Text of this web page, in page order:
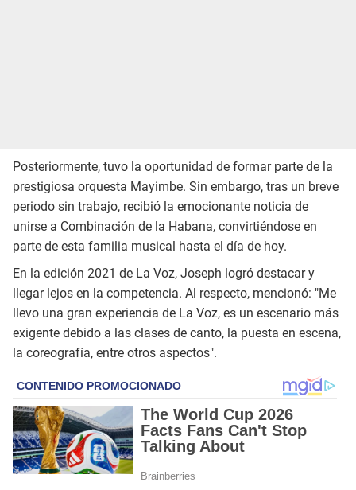
Posteriormente, tuvo la oportunidad de formar parte de la
prestigiosa orquesta Mayimbe. Sin embargo, tras un breve
periodo sin trabajo, recibió la emocionante noticia de
unirse a Combinación de la Habana, convirtiéndose en
parte de esta familia musical hasta el día de hoy.
En la edición 2021 de La Voz, Joseph logró destacar y
llegar lejos en la competencia. Al respecto, mencionó: "Me
llevo una gran experiencia de La Voz, es un escenario más
exigente debido a las clases de canto, la puesta en escena,
la coreografía, entre otros aspectos".